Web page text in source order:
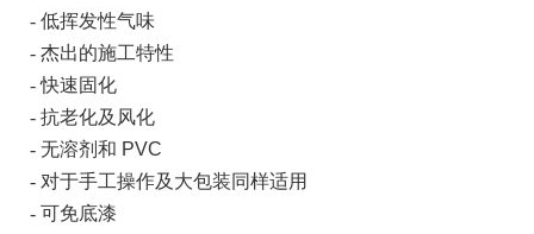
- 低挥发性气味
- 杰出的施工特性
-快速固化
- 抗老化及风化
- 无溶剂和 PVC
- 对于手工操作及大包装同样适用
- 可免底漆